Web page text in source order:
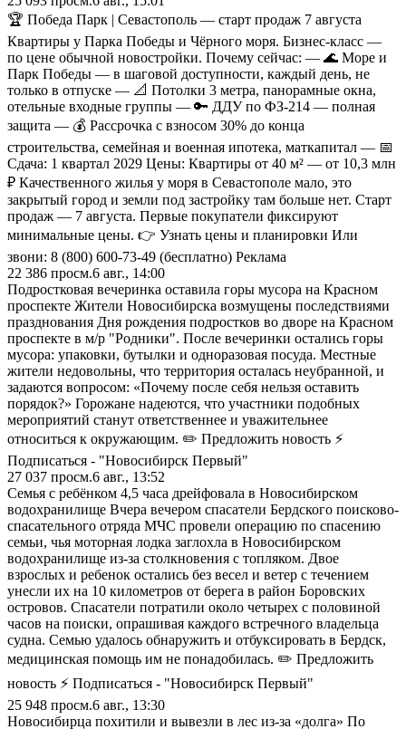
🏆 Победа Парк | Севастополь — старт продаж 7 августа
Квартиры у Парка Победы и Чёрного моря. Бизнес-класс —
по цене обычной новостройки. Почему сейчас: — 🌊 Море и
Парк Победы — в шаговой доступности, каждый день, не
только в отпуске — 📐 Потолки 3 метра, панорамные окна,
отельные входные группы — 🔑 ДДУ по ФЗ-214 — полная
защита — 💰 Рассрочка с взносом 30% до конца
строительства, семейная и военная ипотека, маткапитал — 📅
Сдача: 1 квартал 2029 Цены: Квартиры от 40 м² — от 10,3 млн
₽ Качественного жилья у моря в Севастополе мало, это
закрытый город и земли под застройку там больше нет. Старт
продаж — 7 августа. Первые покупатели фиксируют
минимальные цены. 👉 Узнать цены и планировки Или
звони: 8 (800) 600-73-49 (бесплатно) Реклама
22 386 просм.6 авг., 14:00
Подростковая вечеринка оставила горы мусора на Красном
проспекте Жители Новосибирска возмущены последствиями
празднования Дня рождения подростков во дворе на Красном
проспекте в м/р "Родники". После вечеринки остались горы
мусора: упаковки, бутылки и одноразовая посуда. Местные
жители недовольны, что территория осталась неубранной, и
задаются вопросом: «Почему после себя нельзя оставить
порядок?» Горожане надеются, что участники подобных
мероприятий станут ответственнее и уважительнее
относиться к окружающим. ✏️ Предложить новость ⚡
Подписаться - "Новосибирск Первый"
27 037 просм.6 авг., 13:52
Семья с ребёнком 4,5 часа дрейфовала в Новосибирском
водохранилище Вчера вечером спасатели Бердского поисково-
спасательного отряда МЧС провели операцию по спасению
семьи, чья моторная лодка заглохла в Новосибирском
водохранилище из-за столкновения с топляком. Двое
взрослых и ребенок остались без весел и ветер с течением
унесли их на 10 километров от берега в район Боровских
островов. Спасатели потратили около четырех с половиной
часов на поиски, опрашивая каждого встречного владельца
судна. Семью удалось обнаружить и отбуксировать в Бердск,
медицинская помощь им не понадобилась. ✏️ Предложить
новость ⚡ Подписаться - "Новосибирск Первый"
25 948 просм.6 авг., 13:30
Новосибирца похитили и вывезли в лес из-за «долга» По